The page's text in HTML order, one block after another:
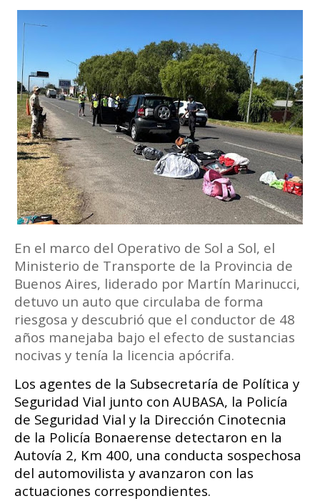
En el marco del Operativo de Sol a Sol, el
Ministerio de Transporte de la Provincia de
Buenos Aires, liderado por Martín Marinucci,
detuvo un auto que circulaba de forma
riesgosa y descubrió que el conductor de 48
años manejaba bajo el efecto de sustancias
nocivas y tenía la licencia apócrifa.
Los agentes de la Subsecretaría de Política y
Seguridad Vial junto con AUBASA, la Policía
de Seguridad Vial y la Dirección Cinotecnia
de la Policía Bonaerense detectaron en la
Autovía 2, Km 400, una conducta sospechosa
del automovilista y avanzaron con las
actuaciones correspondientes.